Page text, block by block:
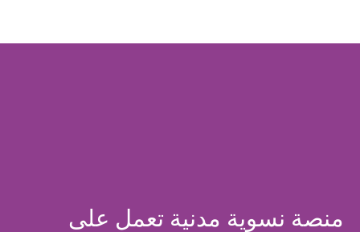
منصة نسوية مدنية تعمل على